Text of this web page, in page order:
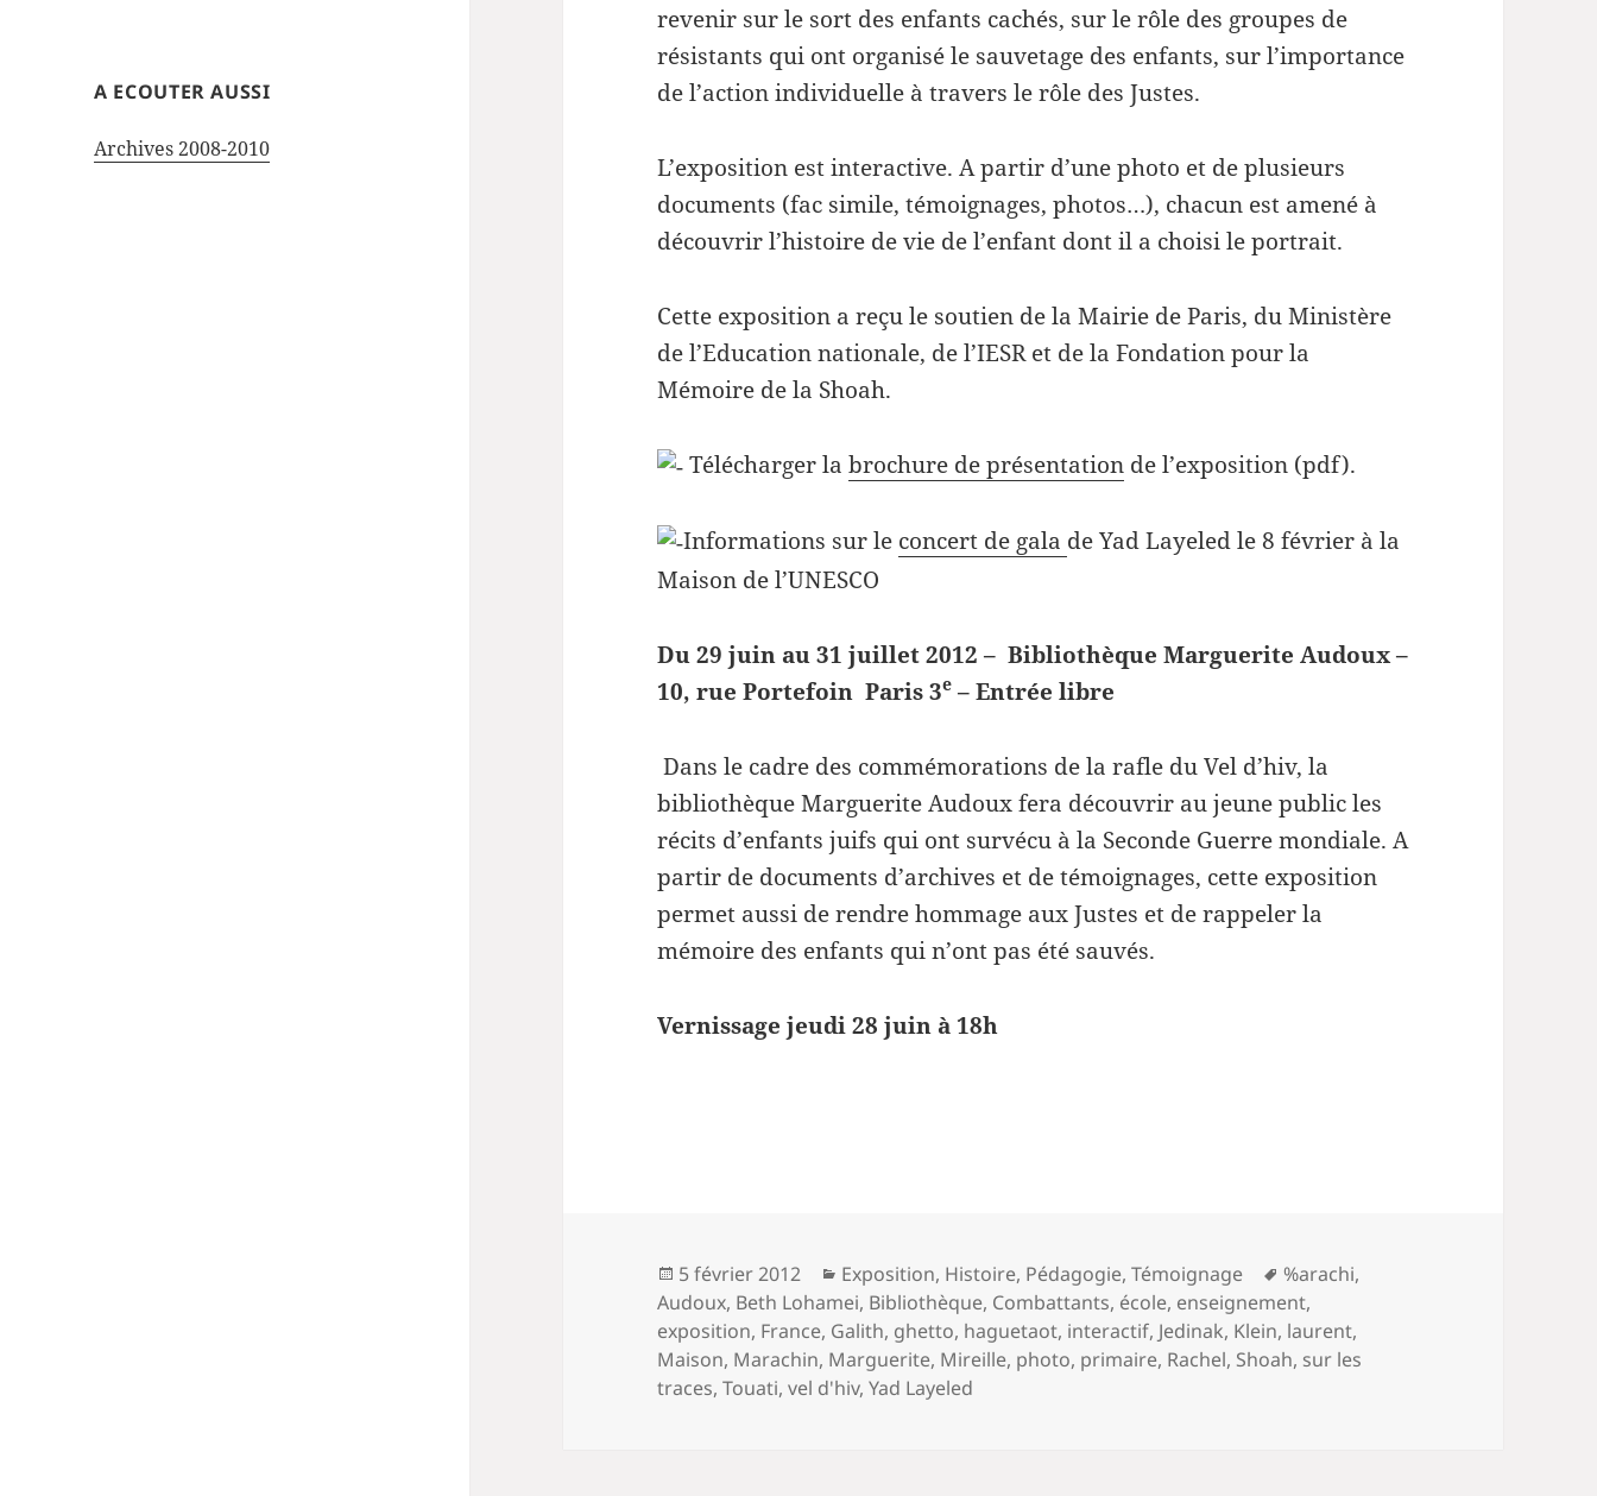
A ECOUTER AUSSI
Archives 2008-2010
revenir sur le sort des enfants cachés, sur le rôle des groupes de
résistants qui ont organisé le sauvetage des enfants, sur l’importance
de l’action individuelle à travers le rôle des Justes.
L’exposition est interactive. A partir d’une photo et de plusieurs
documents (fac simile, témoignages, photos…), chacun est amené à
découvrir l’histoire de vie de l’enfant dont il a choisi le portrait.
Cette exposition a reçu le soutien de la Mairie de Paris, du Ministère
de l’Education nationale, de l’IESR et de la Fondation pour la
Mémoire de la Shoah.
Télécharger labrochure de présentation de l’exposition (pdf).
Informations sur le concert de gala de Yad Layeled le 8 février à la
Maison de l’UNESCO
Du 29 juin au 31 juillet 2012 – Bibliothèque Marguerite Audoux –
10, rue Portefoin Paris 3e – Entrée libre
Dans le cadre des commémorations de la rafle du Vel d’hiv, la
bibliothèque Marguerite Audoux fera découvrir au jeune public les
récits d’enfants juifs qui ont survécu à la Seconde Guerre mondiale. A
partir de documents d’archives et de témoignages, cette exposition
permet aussi de rendre hommage aux Justes et de rappeler la
mémoire des enfants qui n’ont pas été sauvés.
Vernissage jeudi 28 juin à 18h
Publié
le
5 février 2012 Catégories
Exposition, Histoire, Pédagogie,Témoignage
Mots-
clés
%arachi,
Audoux, Beth Lohamei, Bibliothèque, Combattants, école, enseignement,
exposition, France, Galith, ghetto, haguetaot, interactif, Jedinak, Klein, laurent,
Maison, Marachin, Marguerite, Mireille, photo, primaire, Rachel, Shoah, sur les
traces,Touati,vel d'hiv,Yad Layeled